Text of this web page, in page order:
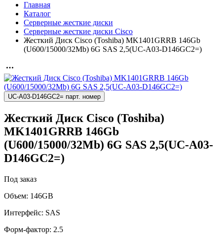
Главная
Каталог
Серверные жесткие диски
Серверные жесткие диски Cisco
Жесткий Диск Cisco (Toshiba) MK1401GRRB 146Gb
(U600/15000/32Mb) 6G SAS 2,5(UC-A03-D146GC2=)
UC-A03-D146GC2= парт. номер
Жесткий Диск Cisco (Toshiba)
MK1401GRRB 146Gb
(U600/15000/32Mb) 6G SAS 2,5(UC-A03-
D146GC2=)
Под заказ
Объем: 146GB
Интерфейс: SAS
Форм-фактор: 2.5